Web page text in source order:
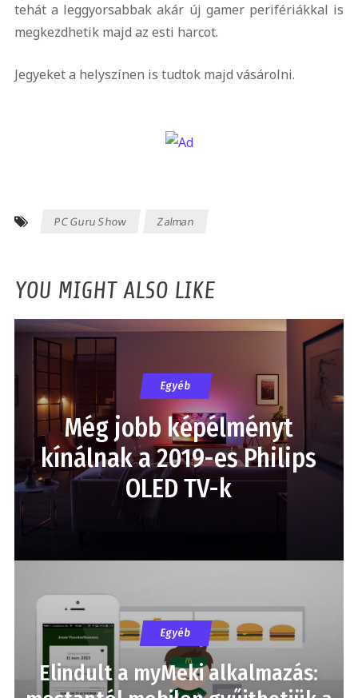
tehát a leggyorsabbak akár új gamer perifériákkal is
megkezdhetik majd az esti harcot.
Jegyeket a helyszínen is tudtok majd vásárolni.
PC Guru Show Zalman
YOU MIGHT ALSO LIKE
Egyéb
Még jobb képélményt
kínálnak a 2019-es Philips
OLED TV-k
Egyéb
Elindult a myMeki alkalmazás: